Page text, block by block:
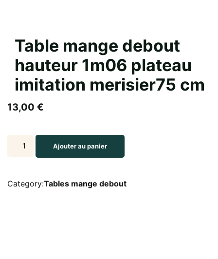
Table mange debout
hauteur 1m06 plateau
imitation merisier75 cm
13,00 €
Table
hauteur
Ajouter au panier
Category:Tables mange debout